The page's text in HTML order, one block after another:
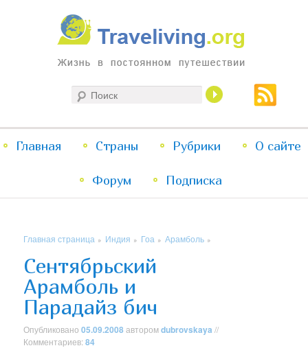
Traveliving
Жизнь в постоянном путешествии
меню
Перейти
к
Перейти
к
Главная Страны Рубрики О сайте
Форум Подписка
Главная страница » Индия » Гоа »Арамболь »
Сентябрьский
Арамболь и
Парадайз бич
Опубликовано05.09.2008авторомdubrovskaya //
Комментариев:84